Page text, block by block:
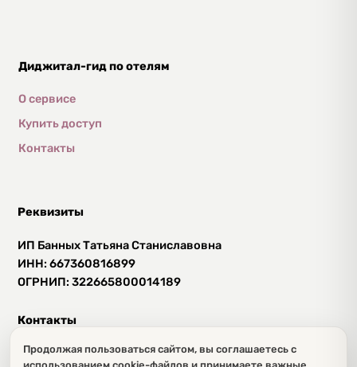
Продолжая пользоваться сайтом, вы соглашаетесь с
Диджитал-гид по отелям
О сервисе
Купить доступ
Контакты
Реквизиты
ИП Банных Татьяна Станиславовна
ИНН: 667360816899
ОГРНИП: 322665800014189
Контакты
+7 (996) 032 77 23